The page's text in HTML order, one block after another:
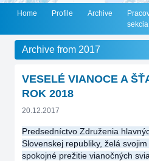
REPUBLIC
Home Profile Archive
sekcia
Archive from 2017
VESELÉ VIANOCE A
ROK 2018
20.12.2017
Predsedníctvo Združenia
Slovenskej republiky, želá
spokojné prežitie vianočných